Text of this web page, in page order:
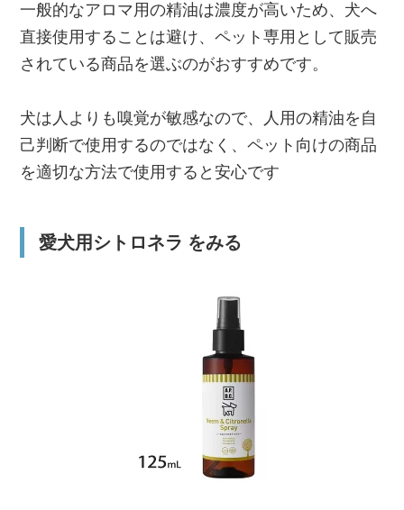
一般的なアロマ用の精油は濃度が高いため、犬へ
直接使用することは避け、ペット専用として販売
されている商品を選ぶのがおすすめです。
犬は人よりも嗅覚が敏感なので、人用の精油を自
己判断で使用するのではなく、ペット向けの商品
を適切な方法で使用すると安心です
愛犬用シトロネラ をみる